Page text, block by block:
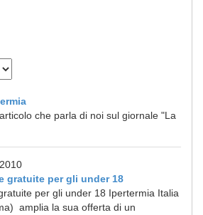
che parla di noi sul giornale "La
gratuite per gli under 18
per gli under 18 Ipertermia Italia
amplia la sua offerta di un